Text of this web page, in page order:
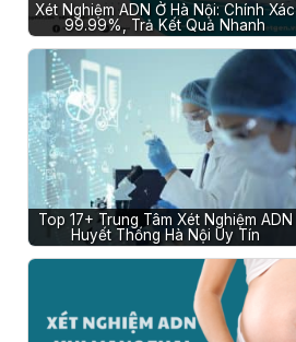
Xét Nghiệm ADN Ở Hà Nội: Chính Xác
99.99%, Trả Kết Quả Nhanh
Top 17+ Trung Tâm Xét Nghiệm ADN
Huyết Thống Hà Nội Uy Tín